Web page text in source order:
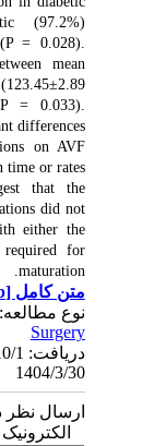
(97.2%)
(P = 0.028).
mean
= 0.033).
differences
on AVF
time or rates.
that the
did not
either the
required for
maturation.
متن کامل[PDF 332 kb]
نوع مطالعه:
Surgery
1404/3/30
ارسال نظر
الکترونیک